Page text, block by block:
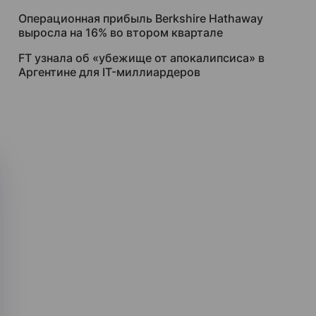
Операционная прибыль Berkshire Hathaway
выросла на 16% во втором квартале
FT узнала об «убежище от апокалипсиса» в
Аргентине для IT-миллиардеров